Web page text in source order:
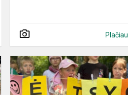
Plačiau
Smėlio
paveikslai